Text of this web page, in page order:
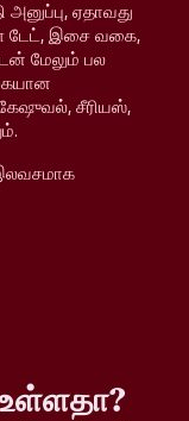
ஏதாவது
டேட், இசை வகை,
மேலும் பல
சீரியஸ்,